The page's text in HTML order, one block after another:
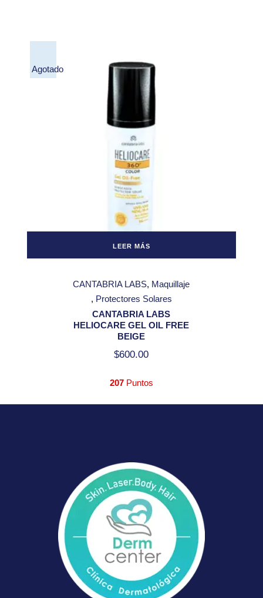
Agotado
LEER MÁS
CANTABRIA LABS Maquillaje
Protectores Solares
CANTABRIA LABS
HELIOCARE GEL OIL FREE
BEIGE
$600.00
207Puntos